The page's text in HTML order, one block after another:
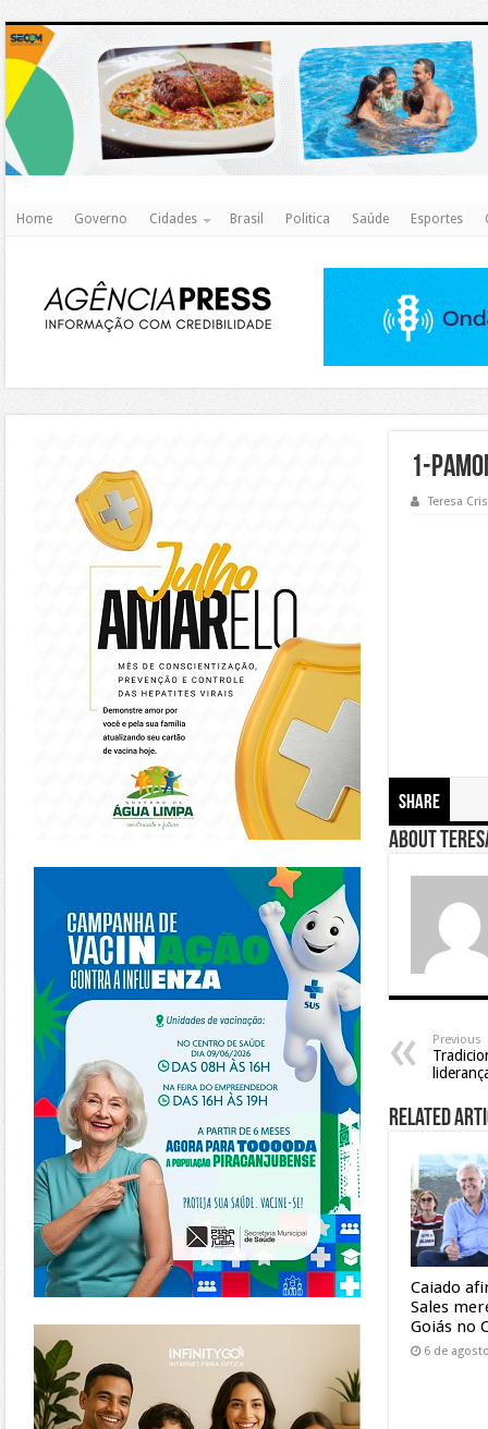
Home Governo Cidades Brasil Politica Saúde Esportes
1-
Teresa
Share
About
Previous
Related
Caiado
Sales
Goiás no
6 de
https://piracanjuba.go.gov.br/
https://www.infinitygo.com.br/